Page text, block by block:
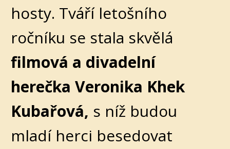
hosty. Tváří letošního
ročníku se stala skvělá
filmová a divadelní
herečka Veronika Khek
Kubařová, s níž budou
mladí herci besedovat